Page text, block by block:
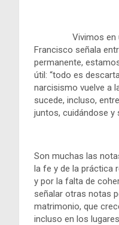
Vivimos en
Francisco señala
permanente,
útil: “todo es
narcisismo vuelve a
sucede, incluso,
juntos, cuidándose y
Son muchas las
la fe y de la práctica
y por la falta de
señalar otras notas
matrimonio, que
incluso en los